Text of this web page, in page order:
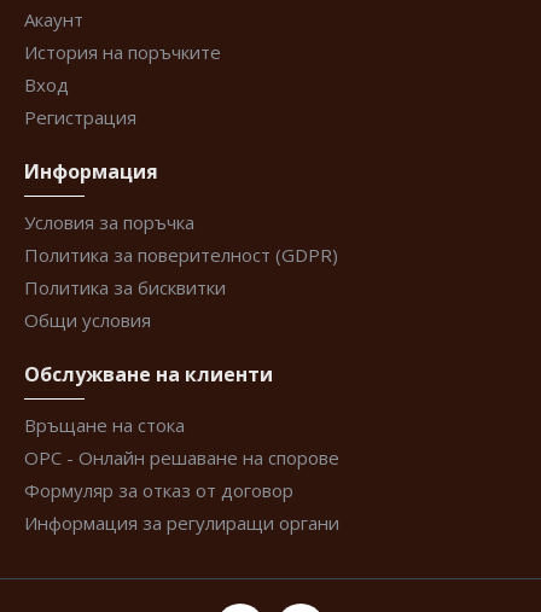
Акаунт
История на поръчките
Вход
Регистрация
Информация
Условия за поръчка
Политика за поверителност (GDPR)
Политика за бисквитки
Общи условия
Обслужване на клиенти
Връщане на стока
ОРС - Онлайн решаване на спорове
Формуляр за отказ от договор
Информация за регулиращи органи